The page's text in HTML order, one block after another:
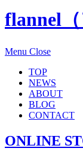
flannel（
Menu Close
TOP
NEWS
ABOUT
BLOG
CONTACT
ONLINE